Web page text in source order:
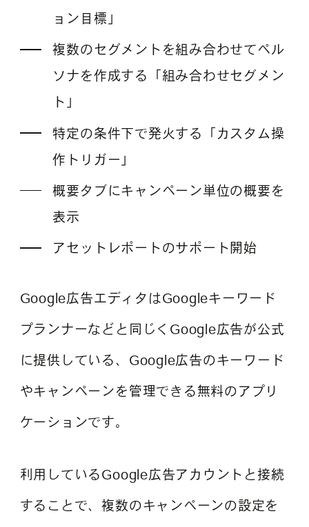
ョン目標」
複数のセグメントを組み合わせてペル
ソナを作成する「組み合わせセグメン
ト」
特定の条件下で発火する「カスタム操
作トリガー」
概要タブにキャンペーン単位の概要を
表示
アセットレポートのサポート開始
Google広告エディタはGoogleキーワード
プランナーなどと同じくGoogle広告が公式
に提供している、Google広告のキーワード
やキャンペーンを管理できる無料のアプリ
ケーションです。
利用しているGoogle広告アカウントと接続
することで、複数のキャンペーンの設定を